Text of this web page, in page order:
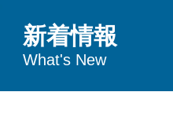
新着情報
What's New